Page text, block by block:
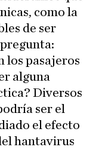
como la
de ser
los pasajeros
alguna
Diversos
ser el
el efecto
hantavirus